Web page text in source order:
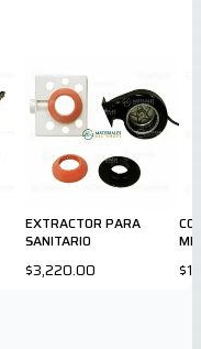
EXTRACTOR PARA
SANITARIO
$3,220.00